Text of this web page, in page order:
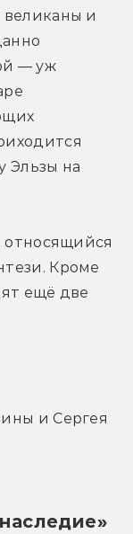
великаны и
— уж
Эльзы на
относящийся
Кроме
ещё две
и Сергея